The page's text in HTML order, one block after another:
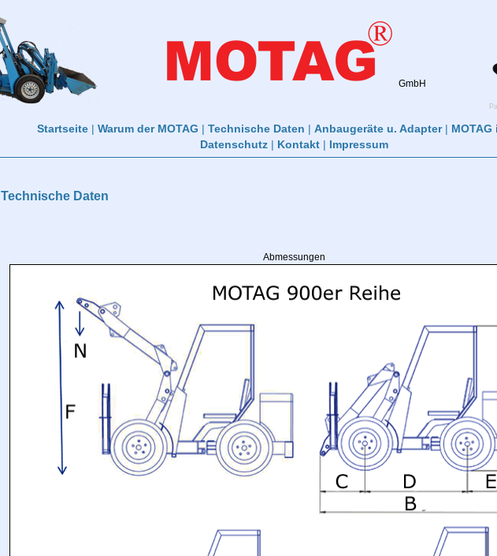
GmbH
Startseite | Warum der MOTAG | Technische Daten | Anbaugeräte u. Adapter |
Datenschutz| Kontakt| Impressum
Technische Daten
Abmessungen